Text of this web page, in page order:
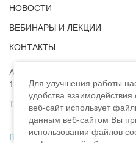
НОВОСТИ
ВЕБИНАРЫ И ЛЕКЦИИ
КОНТАКТЫ
Адрес: г. Москва, ул.
1, комната 32.
Телефон:
8 (8422) 33-15-88
Политика конфиденциальности
Для улучшения работы
удобства взаимодействия
веб-сайт использует
данным веб-сайтом Вы
использовании файлов